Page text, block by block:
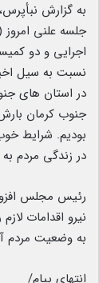
به گزارش
اجرایی و دو
نسبت به سیل
در استان های
جنوب کرمان
بودیم. شرایط
در زندگی مردم
رئیس مجلس
نیرو اقدامات
به وضعیت
انتهای پیام/